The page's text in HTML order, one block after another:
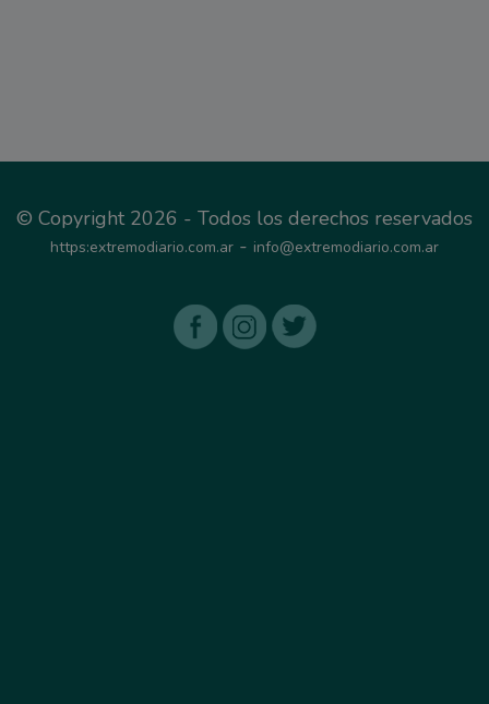
© Copyright 2026 - Todos los derechos reservados
https:extremodiario.com.ar - info@extremodiario.com.ar